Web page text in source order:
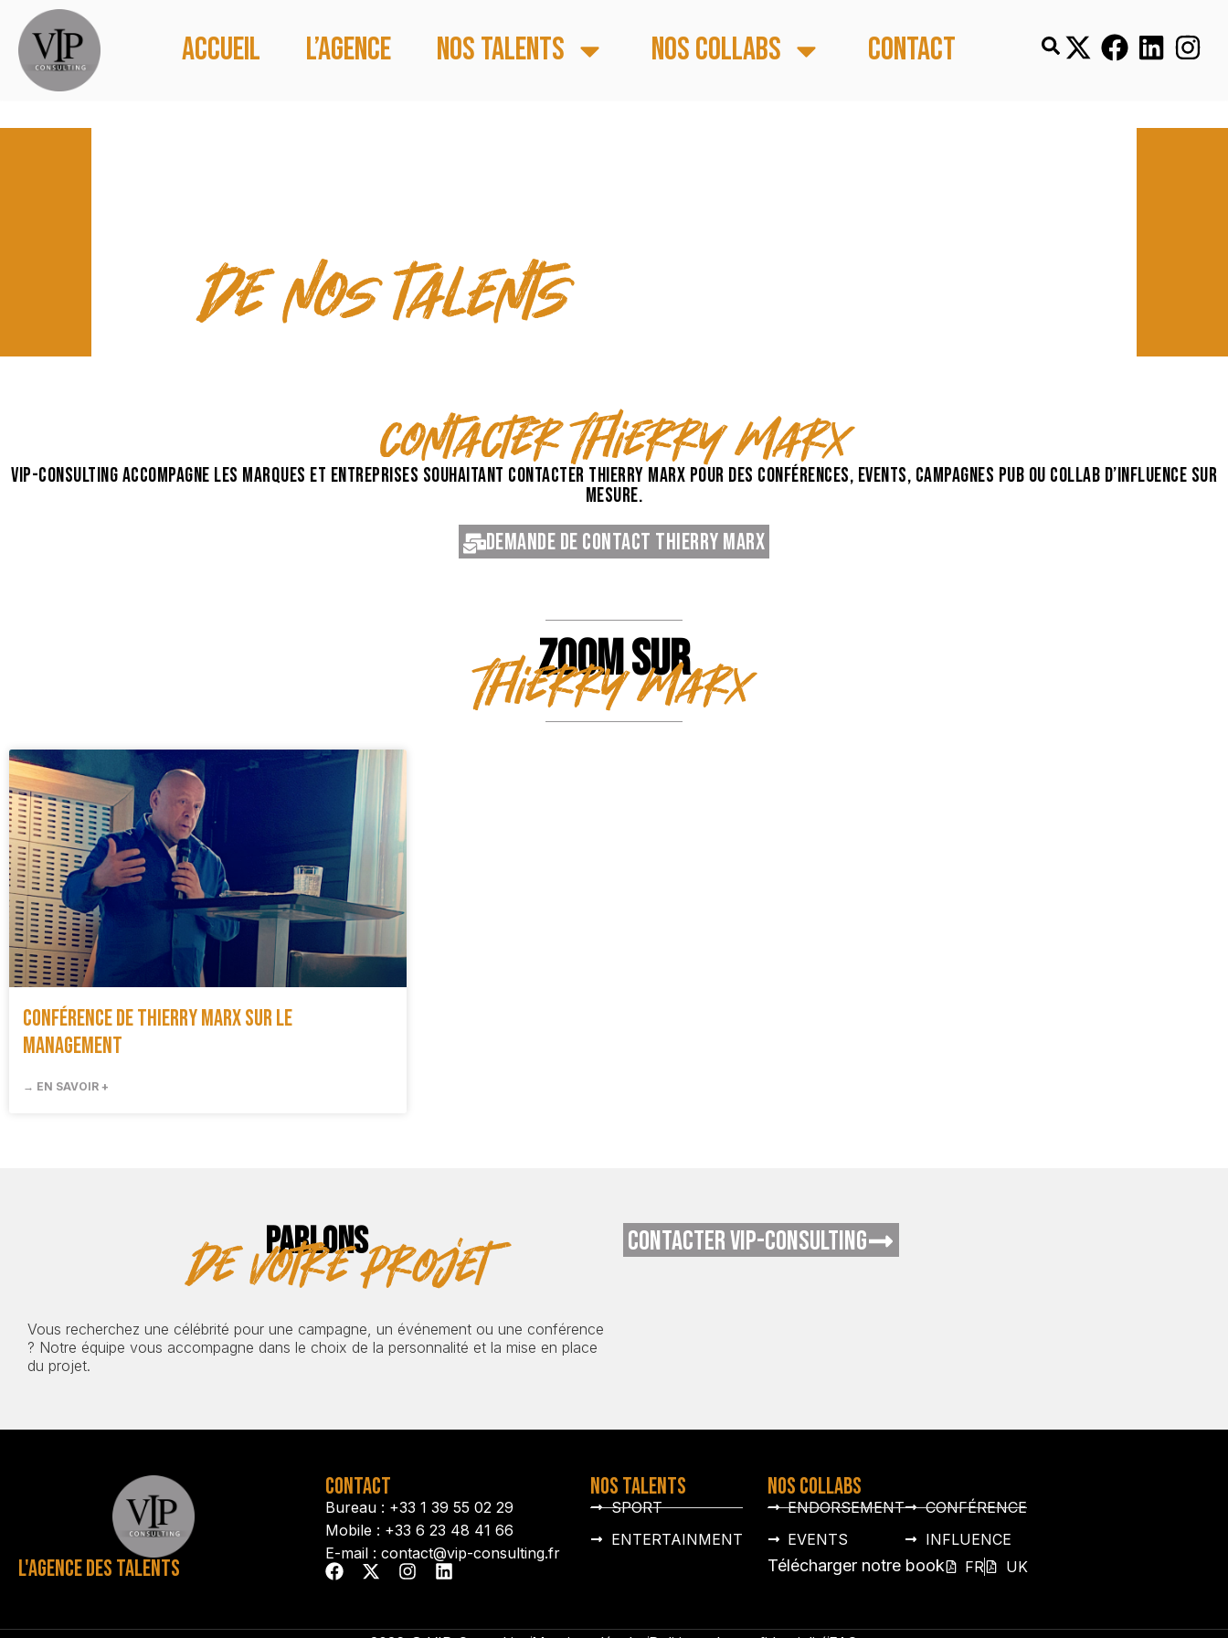
Accueil L’agence Nos talents Nos collabs Contact
CONTACT & TEMPS FORTS
de nos talents
contacter Thierry Marx
VIP-Consulting accompagne les marques et entreprises souhaitant contacter Thierry Marx pour des conférences, events, campagnes pub ou collab d’influence sur
mesure.
Demande de contact Thierry Marx
ZOOM SUR
Thierry Marx
Conférence de Thierry Marx sur le
management
→ EN SAVOIR +
PARLONS
de votre projet
Vous recherchez une célébrité pour une campagne, un événement ou une conférence
? Notre équipe vous accompagne dans le choix de la personnalité et la mise en place
du projet.
CONTACTER VIP-CONSULTING
L'AGENCE DES TALENTS
CONTACT
Bureau : +33 1 39 55 02 29
Mobile : +33 6 23 48 41 66
E-mail : contact@vip-consulting.fr
NOS TALENTS
SPORT
ENTERTAINMENT
NOS COLLABS
ENDORSEMENT
EVENTS
CONFÉRENCE
INFLUENCE
Télécharger notre book FR UK